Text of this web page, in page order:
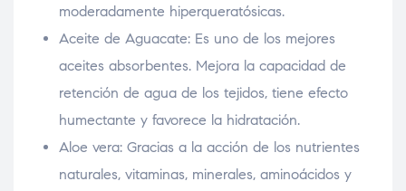
moderadamente hiperqueratósicas.
Aceite de Aguacate: Es uno de los mejores
aceites absorbentes. Mejora la capacidad de
retención de agua de los tejidos, tiene efecto
humectante y favorece la hidratación.
Aloe vera: Gracias a la acción de los nutrientes
naturales, vitaminas, minerales, aminoácidos y